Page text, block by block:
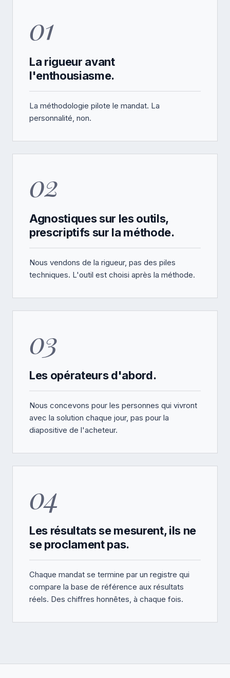
01
La rigueur avant
l'enthousiasme.
La méthodologie pilote le mandat. La
personnalité, non.
02
Agnostiques sur les outils,
prescriptifs sur la méthode.
Nous vendons de la rigueur, pas des piles
techniques. L'outil est choisi après la méthode.
03
Les opérateurs d'abord.
Nous concevons pour les personnes qui vivront
avec la solution chaque jour, pas pour la
diapositive de l'acheteur.
04
Les résultats se mesurent, ils ne
se proclament pas.
Chaque mandat se termine par un registre qui
compare la base de référence aux résultats
réels. Des chiffres honnêtes, à chaque fois.